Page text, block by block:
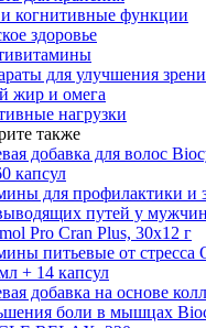
когнитивные функции
здоровье
для улучшения
жир и омега
нагрузки
также
добавка для волос
капсул
для профилактики и
путей у
Pro Cran Plus, 30х12 г
питьевые от стресса
+ 14 капсул
добавка на основе
боли в мышцах